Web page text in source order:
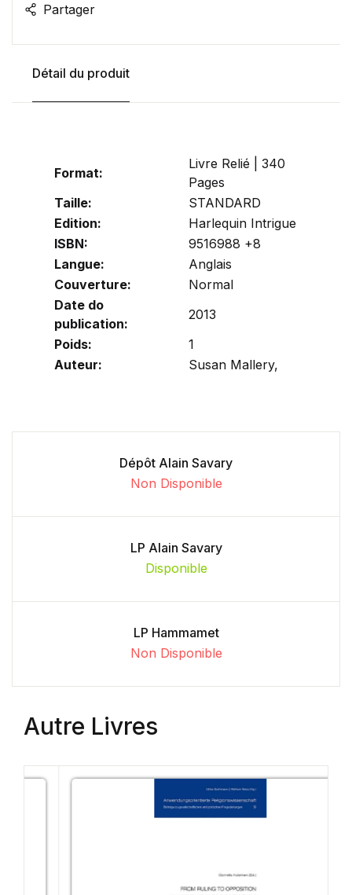
Partager
Détail du produit
Format:
Livre Relié | 340
Pages
Taille:
STANDARD
Edition:
Harlequin Intrigue
ISBN:
9516988 +8
Langue:
Anglais
Couverture:
Normal
Date do
publication:
2013
Poids:
1
Auteur:
Susan Mallery,
Dépôt Alain Savary
Non Disponible
LP Alain Savary
Disponible
LP Hammamet
Non Disponible
Autre Livres